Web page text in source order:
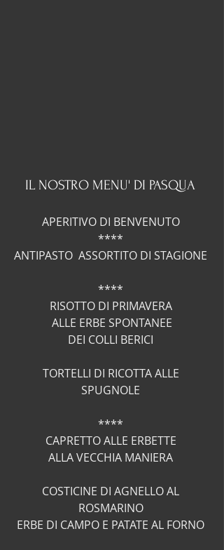
IL NOSTRO MENU' DI PASQUA
APERITIVO DI BENVENUTO
****
ANTIPASTO  ASSORTITO DI STAGIONE
****
RISOTTO DI PRIMAVERA
ALLE ERBE SPONTANEE
DEI COLLI BERICI
TORTELLI DI RICOTTA ALLE
SPUGNOLE
****
CAPRETTO ALLE ERBETTE
ALLA VECCHIA MANIERA
COSTICINE DI AGNELLO AL
ROSMARINO
ERBE DI CAMPO E PATATE AL FORNO